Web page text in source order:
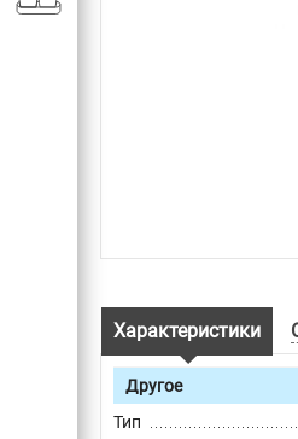
Характеристики
Другое
Тип